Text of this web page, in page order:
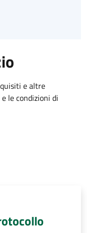
e altre
le condizioni di